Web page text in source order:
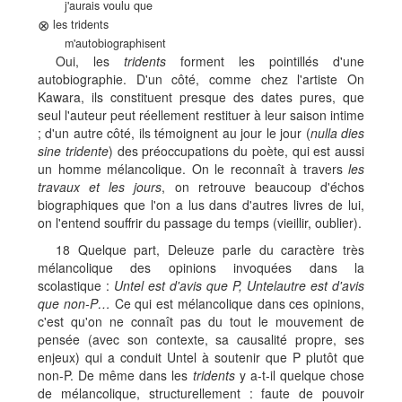
j'aurais voulu que
⊗ les tridents
m'autobiographisent
Oui, les tridents forment les pointillés d'une
autobiographie. D'un côté, comme chez l'artiste On
Kawara, ils constituent presque des dates pures, que
seul l'auteur peut réellement restituer à leur saison intime
; d'un autre côté, ils témoignent au jour le jour (nulla dies
sine tridente) des préoccupations du poète, qui est aussi
un homme mélancolique. On le reconnaît à travers les
travaux et les jours, on retrouve beaucoup d'échos
biographiques que l'on a lus dans d'autres livres de lui,
on l'entend souffrir du passage du temps (vieillir, oublier).
18 Quelque part, Deleuze parle du caractère très
mélancolique des opinions invoquées dans la
scolastique : Untel est d'avis que P, Untelautre est d'avis
que non-P… Ce qui est mélancolique dans ces opinions,
c'est qu'on ne connaît pas du tout le mouvement de
pensée (avec son contexte, sa causalité propre, ses
enjeux) qui a conduit Untel à soutenir que P plutôt que
non-P. De même dans les tridentsy a-t-il quelque chose
de mélancolique, structurellement : faute de pouvoir